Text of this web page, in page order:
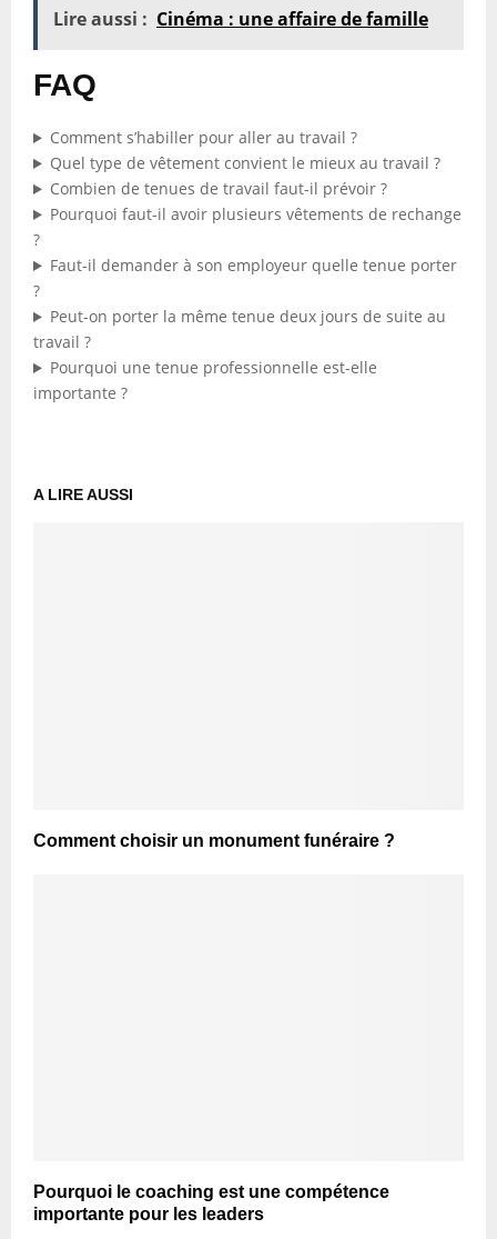
Lire aussi : Cinéma : une affaire de famille
FAQ
Comment s’habiller pour aller au travail ?
Quel type de vêtement convient le mieux au travail ?
Combien de tenues de travail faut-il prévoir ?
Pourquoi faut-il avoir plusieurs vêtements de rechange
?
Faut-il demander à son employeur quelle tenue porter
?
Peut-on porter la même tenue deux jours de suite au
travail ?
Pourquoi une tenue professionnelle est-elle
importante ?
A LIRE AUSSI
Comment choisir un monument funéraire ?
Pourquoi le coaching est une compétence
importante pour les leaders